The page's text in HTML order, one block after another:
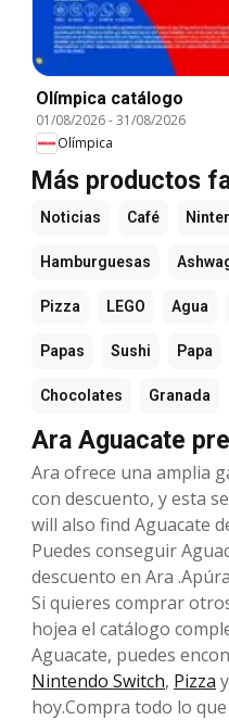
Olímpica catálogo
01/08/2026-31/08/2026
Olímpica
Más productos
Noticias Café
Hamburguesas
Pizza LEGO Agua
Papas Sushi Papa
Chocolates Granada
Ara Aguacate
Ara ofrece una amplia
con descuento, y esta
will also find Aguacate
Puedes conseguir
descuento en Ara
Si quieres comprar
hojea el catálogo
Aguacate, puedes
Nintendo Switch, Pizza y
hoy.Compra todo lo